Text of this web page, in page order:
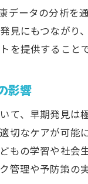
データの分析を
見にもつなが
を提供すること
影響
て、早期発見
切なケアが可
もの学習や社
管理や予防策